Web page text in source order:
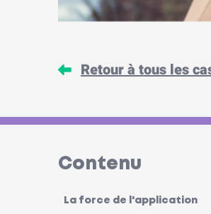
Retour à tous les
Contenu
La force de l'application